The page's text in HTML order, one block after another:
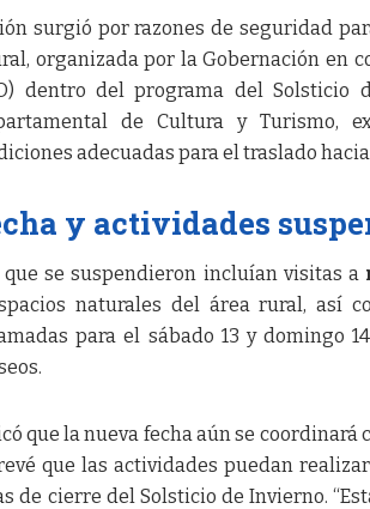
surgió por razones de seguridad
organizada por la Gobernación en
dentro del programa del Solsticio
de Cultura y Turismo,
adecuadas para el traslado
y actividades
se suspendieron incluían visitas a
naturales del área rural, así
para el sábado 13 y domingo
que la nueva fecha aún se coordinará
que las actividades puedan
de cierre del Solsticio de Invierno.